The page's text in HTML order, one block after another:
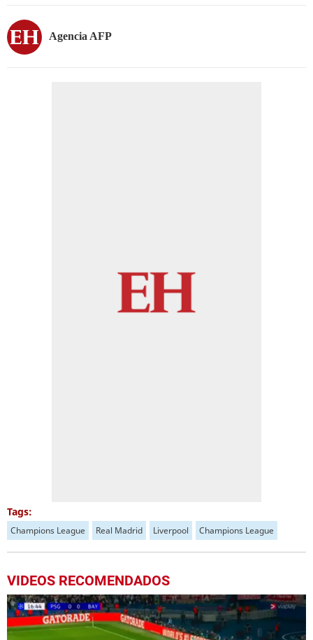
Agencia AFP
Tags:
Champions League Real Madrid Liverpool Champions League
VIDEOS RECOMENDADOS